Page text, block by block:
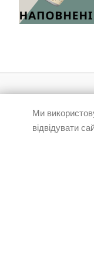
КАТАЛОГ
АКЦІЇ
Ми
відвідувати